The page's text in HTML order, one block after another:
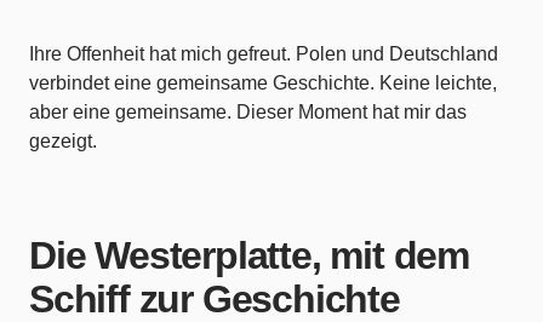
Ihre Offenheit hat mich gefreut. Polen und Deutschland
verbindet eine gemeinsame Geschichte. Keine leichte,
aber eine gemeinsame. Dieser Moment hat mir das
gezeigt.
Die Westerplatte, mit dem
Schiff zur Geschichte